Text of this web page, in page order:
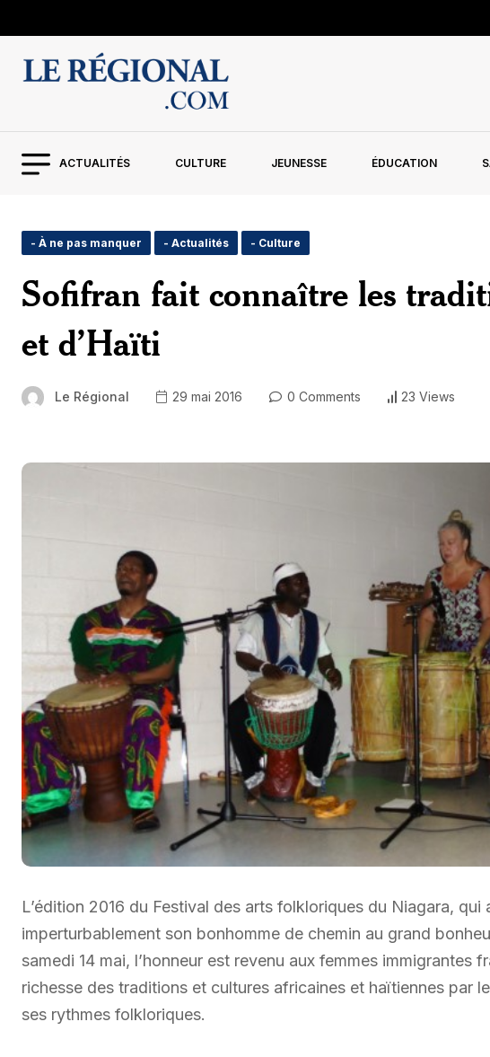
ACTUALITÉS CULTURE JEUNESSE ÉDUCATION
- À ne pas manquer - Actualités - Culture
Sofifran fait connaître les
et d’Haïti
Le Régional 29 mai 2016 0 Comments 23 Views
L’édition 2016 du Festival des arts folkloriques du Niagara,
imperturbablement son bonhomme de chemin au grand
samedi 14 mai, l’honneur est revenu aux femmes immigrantes
richesse des traditions et cultures africaines et haïtiennes par
ses rythmes folkloriques.